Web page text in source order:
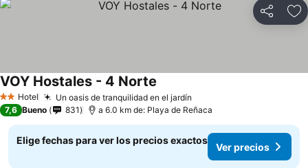
Compartir
2 Estrellas
Hotel Un oasis de tranquilidad en el jardín
VOY Hostales - 4 Norte
7,6 Bueno 831 a 6.0 km de: Playa de Reñaca
Elige fechas para ver los precios exactos
Ver precios